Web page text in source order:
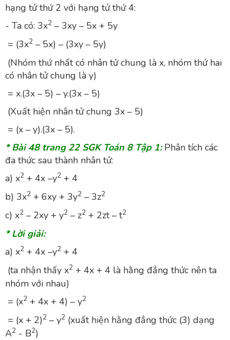
hạng tử thứ 2 với hạng tử thứ 4:
- Ta có: 3x2 – 3xy – 5x + 5y
= (3x2 – 5x) – (3xy – 5y)
(Nhóm thứ nhất có nhân tử chung là x, nhóm thứ hai
có nhân tử chung là y)
= x.(3x – 5) – y.(3x – 5)
(Xuất hiện nhân tử chung 3x – 5)
= (x – y).(3x – 5).
* Bài 48 trang 22 SGK Toán 8 Tập 1:Phân tích các
đa thức sau thành nhân tử:
a) x2 + 4x –y2 + 4
b) 3x2 + 6xy + 3y2 – 3z2
c) x2 – 2xy + y2 – z2 + 2zt – t2
* Lời giải:
a) x2 + 4x –y2 + 4
(ta nhận thấy x2 + 4x + 4 là hằng đẳng thức nên ta
nhóm với nhau)
= (x2 + 4x + 4) – y2
= (x + 2)2 – y2 (xuất hiện hằng đẳng thức (3) dạng
A2 - B2)